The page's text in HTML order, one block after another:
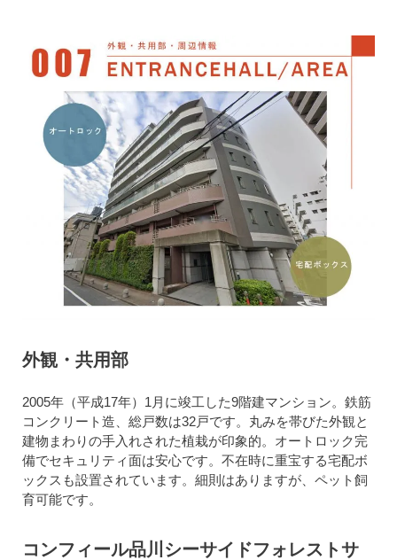
外観・共用部
2005年（平成17年）1月に竣工した9階建マンション。鉄筋
コンクリート造、総戸数は32戸です。丸みを帯びた外観と
建物まわりの手入れされた植栽が印象的。オートロック完
備でセキュリティ面は安心です。不在時に重宝する宅配ボ
ックスも設置されています。細則はありますが、ペット飼
育可能です。
コンフィール品川シーサイドフォレストサ